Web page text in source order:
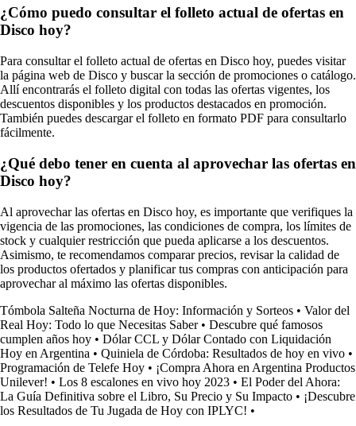
¿Cómo puedo consultar el folleto actual de ofertas en
Disco hoy?
Para consultar el folleto actual de ofertas en Disco hoy, puedes visitar
la página web de Disco y buscar la sección de promociones o catálogo.
Allí encontrarás el folleto digital con todas las ofertas vigentes, los
descuentos disponibles y los productos destacados en promoción.
También puedes descargar el folleto en formato PDF para consultarlo
fácilmente.
¿Qué debo tener en cuenta al aprovechar las ofertas en
Disco hoy?
Al aprovechar las ofertas en Disco hoy, es importante que verifiques la
vigencia de las promociones, las condiciones de compra, los límites de
stock y cualquier restricción que pueda aplicarse a los descuentos.
Asimismo, te recomendamos comparar precios, revisar la calidad de
los productos ofertados y planificar tus compras con anticipación para
aprovechar al máximo las ofertas disponibles.
Tómbola Salteña Nocturna de Hoy: Información y Sorteos • Valor del
Real Hoy: Todo lo que Necesitas Saber• Descubre qué famosos
cumplen años hoy • Dólar CCL y Dólar Contado con Liquidación
Hoy en Argentina • Quiniela de Córdoba: Resultados de hoy en vivo •
Programación de Telefe Hoy • ¡Compra Ahora en Argentina Productos
Unilever! • Los 8 escalones en vivo hoy 2023 • El Poder del Ahora:
La Guía Definitiva sobre el Libro, Su Precio y Su Impacto • ¡Descubre
los Resultados de Tu Jugada de Hoy con IPLYC! •